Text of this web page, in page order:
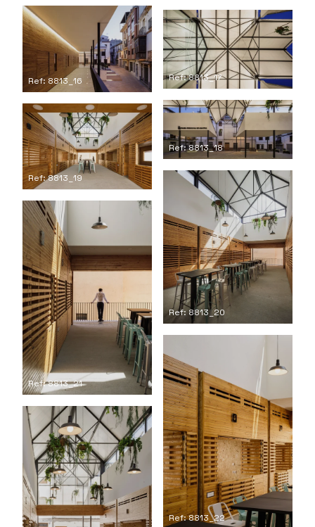
Ref: 8813_16 Ref: 8813_17
Ref: 8813_18
Ref: 8813_19
Ref: 8813_20
Ref: 8813_21
Ref: 8813_22